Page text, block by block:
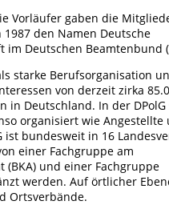
Vorläufer gaben die
den Namen Deutsche
im Deutschen Beamtenbund
starke Berufsorganisation
von derzeit zirka
in Deutschland. In der DPolG
organisiert wie Angestellte
ist bundesweit in 16
einer Fachgruppe am
(BKA) und einer Fachgruppe
werden. Auf örtlicher
Ortsverbände.